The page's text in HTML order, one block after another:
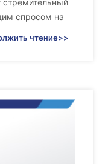
стремительный
спросом на
чтение>>